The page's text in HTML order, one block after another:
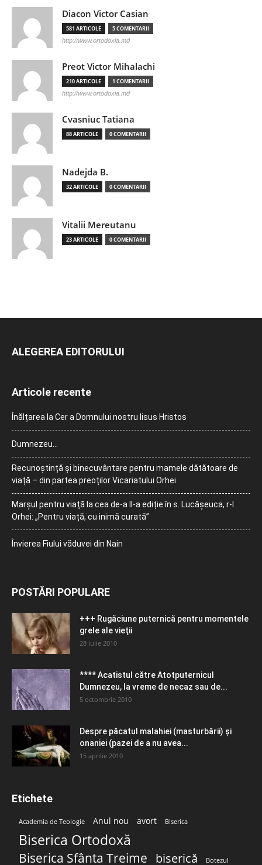
Diacon Victor Casian
581 ARTICOLE 5 COMENTARII
http://www.ortodoxia.md
Preot Victor Mihalachi
210 ARTICOLE 1 COMENTARII
http://www.ortodoxia.md
Cvasniuc Tatiana
88 ARTICOLE 0 COMENTARII
Nadejda B.
32 ARTICOLE 0 COMENTARII
Vitalii Mereutanu
23 ARTICOLE 0 COMENTARII
ALEGEREA EDITORULUI
Articole recente
Înălțarea la Cer a Domnului nostru Iisus Hristos
Dumnezeu…
Recunoștință și binecuvântare pentru mamele dătătoare de
viață – din partea preoților Vicariatului Orhei
Marșul pentru viață la cea de-a II-a ediție în s. Lucășeuca, r-l
Orhei: „Pentru viață, cu inimă curată”
Învierea Fiului văduvei din Nain
POSTĂRI POPULARE
+++ Rugăciune puternică pentru momentele
grele ale vieţii
28 iulie 2010
**** Acatistul către Atotputernicul
Dumnezeu, la vreme de necaz sau de...
5 octombrie 2010
Despre păcatul malahiei (masturbării) şi
onaniei (pazei de a nu avea...
15 aprilie 2010
Etichete
Academia de Teologie Anul nou avort Biserica
Biserica Ortodoxă
Biserica Sfânta Treime biserică Botezul